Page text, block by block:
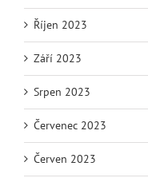
Říjen 2023
Září 2023
Srpen 2023
Červenec 2023
Červen 2023